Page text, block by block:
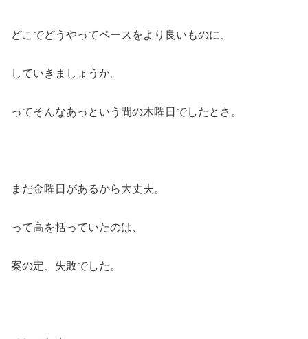
どこでどうやってペースをより良いものに、
していきましょうか。
ってそんなあっという間の木曜日でしたとさ。
まだ金曜日があるから大丈夫。
って高を括っていたのは、
案の定、失敗でした。